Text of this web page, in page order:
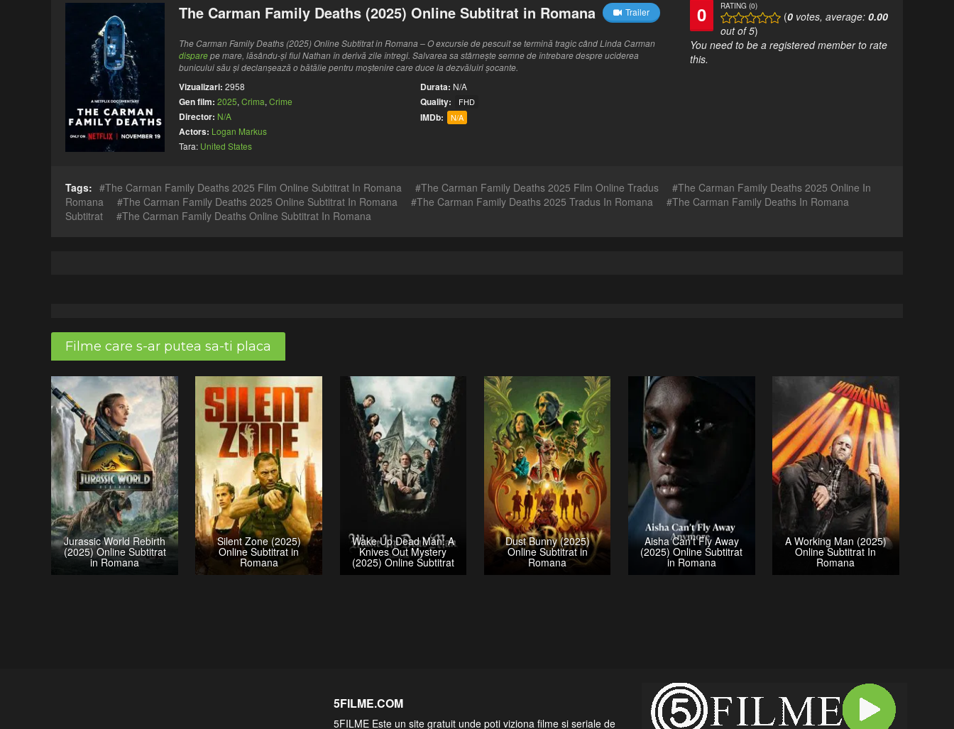
0 RATING (0)
(0 votes, average: 0.00
out of 5)
You need to be a registered member to rate
this.
The Carman Family Deaths (2025) Online Subtitrat in Romana Trailer
The Carman Family Deaths (2025) Online Subtitrat in Romana – O excursie de pescuit se termină tragic când Linda Carman
disparepe mare, lăsându-și fiul Nathan în derivă zile întregi. Salvarea sa stârnește semne de întrebare despre uciderea
bunicului său și declanșează o bătălie pentru moștenire care duce la dezvăluiri șocante.
Vizualizari: 2958
Gen film: 2025, Crima, Crime
Director: N/A
Actors: Logan Markus
Tara: United States
Durata: N/A
Quality: FHD
IMDb: N/A
Tags: The Carman Family Deaths 2025 Film Online Subtitrat In Romana The Carman Family Deaths 2025 Film Online Tradus
The Carman Family Deaths 2025 Online In
Romana
The Carman Family Deaths 2025 Online Subtitrat In Romana The Carman Family Deaths 2025 Tradus In Romana
The Carman Family Deaths In Romana
Subtitrat
The Carman Family Deaths Online Subtitrat In Romana
Filme care s-ar putea sa-ti placa
Jurassic World Rebirth
(2025) Online Subtitrat
in Romana
Silent Zone (2025)
Online Subtitrat in
Romana
Wake Up Dead Man: A
Knives Out Mystery
(2025) Online Subtitrat
Dust Bunny (2025)
Online Subtitrat in
Romana
Aisha Can’t Fly Away
(2025) Online Subtitrat
in Romana
A Working Man (2025)
Online Subtitrat In
Romana
5FILME.COM
5FILME Este un site gratuit unde poti viziona filme si seriale de